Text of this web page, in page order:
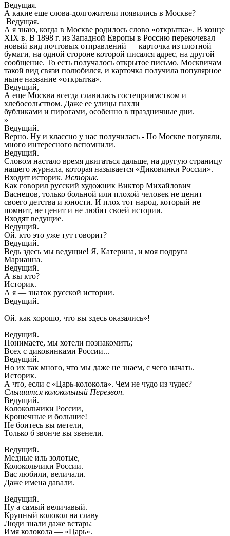
Ведущая.
А какие еще слова-долгожители появились в Москве?
Ведущая.
А я знаю, когда в Москве родилось слово «открытка». В конце
XIX в. В 1898 г. из Западной Европы в Россию перекочевал
новый вид почтовых отправлений — карточка из плотной
бумаги, на одной стороне которой писался адрес, на другой —
сообщение. То есть получалось открытое письмо. Москвичам
такой вид связи полюбился, и карточка получила популярное
ныне название «открытка».
Ведущий,
А еще Москва всегда славилась гостеприимством и
хлебосольством. Даже ее улицы пахли
бубликами и пирогами, особенно в праздничные дни.
»
Ведущий.
Верно. Ну и классно у нас получилась - По Москве погуляли,
много интересного вспомнили.
Ведущий.
Словом настало время двигаться дальше, на другую страницу
нашего журнала, которая называется «Диковинки России».
Входит историк. Историк.
Как говорил русский художник Виктор Михайлович
Васнецов, только больной или плохой человек не ценит
своего детства и юности. И плох тот народ, который не
помнит, не ценит и не любит своей истории.
Входят ведущие.
Ведущий.
Ой. кто это уже тут говорит?
Ведущий.
Ведь здесь мы ведущие! Я, Катерина, и моя подруга
Марианна.
Ведущий.
А вы кто?
Историк.
А я — знаток русской истории.
Ведущий.
Ой. как хорошо, что вы здесь оказались»!
Ведущий.
Понимаете, мы хотели познакомить;
Всех с диковинками России...
Ведущий.
Но их так много, что мы даже не знаем, с чего начать.
Историк.
А что, если с «Царь-колокола». Чем не чудо из чудес?
Слышится колокольный Перезвон.
Ведущий.
Колокольчики России,
Крошечные и большие!
Не боитесь вы метели,
Только б звонче вы звенели.
Ведущий.
Медные иль золотые,
Колокольчики России.
Вас любили, величали.
Даже имена давали.
Ведущий.
Ну а самый величавый.
Крупный колокол на славу —
Люди знали даже встарь:
Имя колокола — «Царь».